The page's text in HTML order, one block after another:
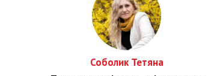
Соболик Тетяна